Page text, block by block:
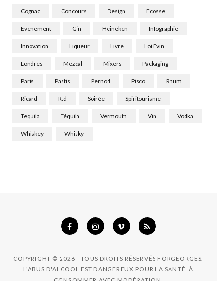
Cognac Concours Design Ecosse
Evenement Gin Heineken Infographie
Innovation Liqueur Livre Loi Evin
Londres Mezcal Mixers Packaging
Paris Pastis Pernod Pisco Rhum
Ricard Rtd Soirée Spiritourisme
Tequila Téquila Vermouth Vin Vodka
Whiskey Whisky
COPYRIGHT © 2026 - TOUS DROITS RÉSERVÉS FORGEORGES.
L'ABUS D'ALCOOL EST DANGEREUX POUR LA SANTÉ. À